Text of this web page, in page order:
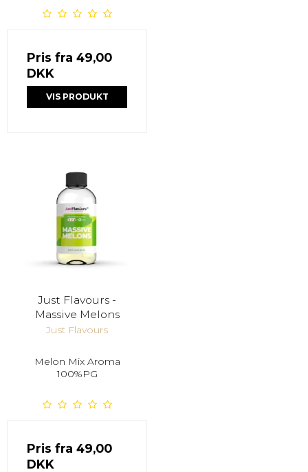
Pris fra 49,00
DKK
VIS PRODUKT
Just Flavours -
Massive Melons
Just Flavours
Melon Mix Aroma
100%PG
Pris fra 49,00
DKK